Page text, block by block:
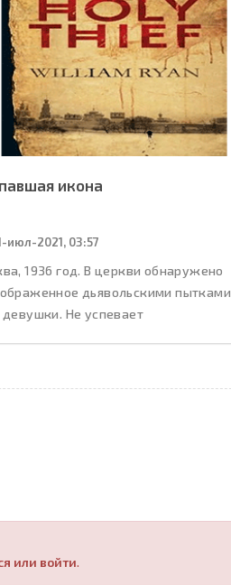
икона
июл-2021, 03:57
1936 год. В церкви обнаружено
дьявольскими пытками
девушки. Не успевает
или войти.